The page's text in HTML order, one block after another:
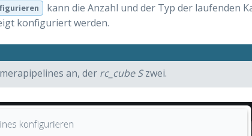
kann die Anzahl und der Typ der laufenden
konfiguriert werden.
an, der rc_cube Szwei.